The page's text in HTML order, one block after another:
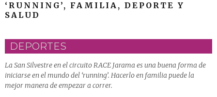
‘RUNNING’, FAMILIA, DEPORTE Y
SALUD
DEPORTES
La San Silvestre en el circuito RACE Jarama es una buena forma de
iniciarse en el mundo del ‘running’. Hacerlo en familia puede la
mejor manera de empezar a correr.